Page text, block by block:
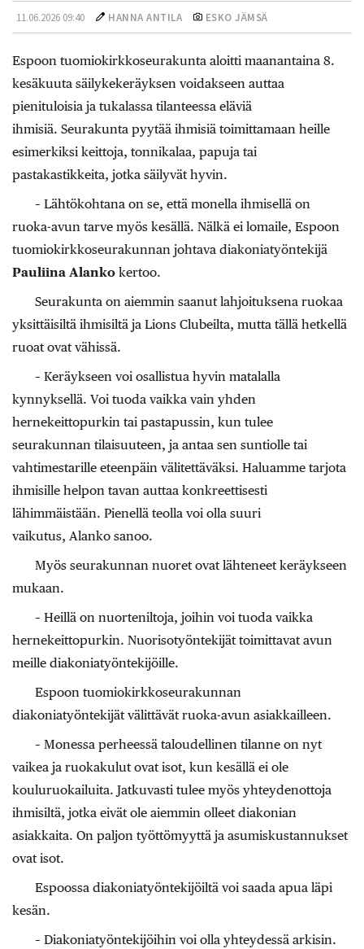
11.06.2026 09:40 HANNA ANTILA ESKO JÄMSÄ
Espoon tuomiokirkkoseurakunta aloitti maanantaina 8.
kesäkuuta säilykekeräyksen voidakseen auttaa
pienituloisia ja tukalassa tilanteessa eläviä
ihmisiä. Seurakunta pyytää ihmisiä toimittamaan heille
esimerkiksi keittoja, tonnikalaa, papuja tai
pastakastikkeita, jotka säilyvät hyvin.
– Lähtökohtana on se, että monella ihmisellä on
ruoka-avun tarve myös kesällä. Nälkä ei lomaile, Espoon
tuomiokirkkoseurakunnan johtava diakoniatyöntekijä
Pauliina Alanko kertoo.
Seurakunta on aiemmin saanut lahjoituksena ruokaa
yksittäisiltä ihmisiltä ja Lions Clubeilta, mutta tällä hetkellä
ruoat ovat vähissä.
– Keräykseen voi osallistua hyvin matalalla
kynnyksellä. Voi tuoda vaikka vain yhden
hernekeittopurkin tai pastapussin, kun tulee
seurakunnan tilaisuuteen, ja antaa sen suntiolle tai
vahtimestarille eteenpäin välitettäväksi. Haluamme tarjota
ihmisille helpon tavan auttaa konkreettisesti
lähimmäistään. Pienellä teolla voi olla suuri
vaikutus, Alanko sanoo.
Myös seurakunnan nuoret ovat lähteneet keräykseen
mukaan.
– Heillä on nuorteniltoja, joihin voi tuoda vaikka
hernekeittopurkin. Nuorisotyöntekijät toimittavat avun
meille diakoniatyöntekijöille.
Espoon tuomiokirkkoseurakunnan
diakoniatyöntekijät välittävät ruoka-avun asiakkailleen.
– Monessa perheessä taloudellinen tilanne on nyt
vaikea ja ruokakulut ovat isot, kun kesällä ei ole
kouluruokailuita. Jatkuvasti tulee myös yhteydenottoja
ihmisiltä, jotka eivät ole aiemmin olleet diakonian
asiakkaita. On paljon työttömyyttä ja asumiskustannukset
ovat isot.
Espoossa diakoniatyöntekijöiltä voi saada apua läpi
kesän.
– Diakoniatyöntekijöihin voi olla yhteydessä arkisin.